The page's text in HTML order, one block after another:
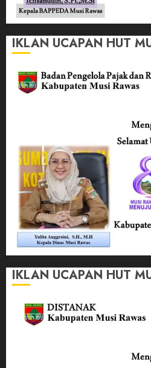
IKLAN UCAPAN HUT
IKLAN UCAPAN HUT